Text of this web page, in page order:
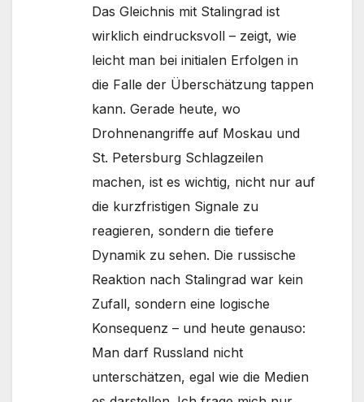
Das Gleichnis mit Stalingrad ist
wirklich eindrucksvoll – zeigt, wie
leicht man bei initialen Erfolgen in
die Falle der Überschätzung tappen
kann. Gerade heute, wo
Drohnenangriffe auf Moskau und
St. Petersburg Schlagzeilen
machen, ist es wichtig, nicht nur auf
die kurzfristigen Signale zu
reagieren, sondern die tiefere
Dynamik zu sehen. Die russische
Reaktion nach Stalingrad war kein
Zufall, sondern eine logische
Konsequenz – und heute genauso:
Man darf Russland nicht
unterschätzen, egal wie die Medien